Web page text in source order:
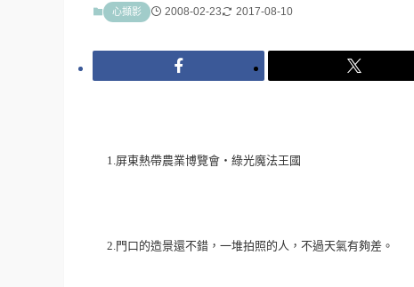
心擷影 2008-02-23 2017-08-10
1.屏東熱帶農業博覽會‧綠光魔法王國
2.門口的造景還不錯，一堆拍照的人，不過天氣有夠差。